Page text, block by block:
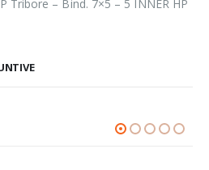
Tribore – Bind. 7×5 – 5 INNER HP